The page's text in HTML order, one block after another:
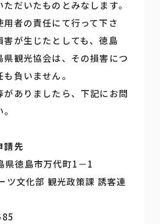
だいたものとみなします。
者の責任にて行って下さ
害が生じたとしても、徳島
県観光協会は、その損害につ
負いません。
がありましたら、下記にお問
請先
徳島市万代町1－1
ツ文化部 観光政策課 誘客連